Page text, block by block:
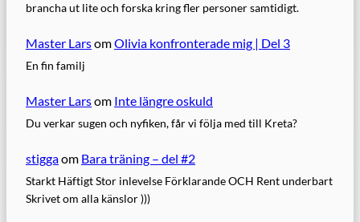
brancha ut lite och forska kring fler personer samtidigt.
Master LarsomOlivia konfronterade mig | Del 3
En fin familj
Master Larsom Inte längre oskuld
Du verkar sugen och nyfiken, får vi följa med till Kreta?
stiggaom Bara träning – del #2
Starkt Häftigt Stor inlevelse Förklarande OCH Rent underbart
Skrivet om alla känslor )))